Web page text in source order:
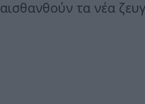
αισθανθούν τα νέα